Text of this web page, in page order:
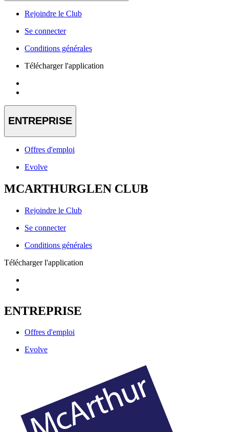
Rejoindre le Club
Se connecter
Conditions générales
Télécharger l'application
ENTREPRISE
Offres d'emploi
Evolve
MCARTHURGLEN CLUB
Rejoindre le Club
Se connecter
Conditions générales
Télécharger l'application
ENTREPRISE
Offres d'emploi
Evolve